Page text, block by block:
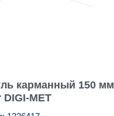
карманный 150 мм
MET